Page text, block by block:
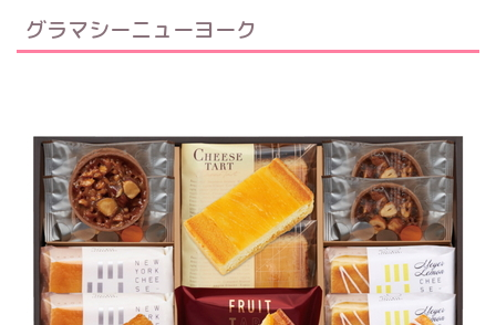
グラマシーニューヨーク